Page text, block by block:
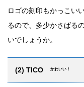
ロゴの刻印もかっこい
るので、多少かさばる
いでしょうか。
(2) TICO かわいい！